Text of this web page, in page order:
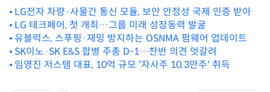
LG전자 차량·사물간 통신 모듈, 보안 안정성 국제 인증 받아
LG 테크페어, 첫 개최…그룹 미래 성장동력 발굴
유블럭스, 스푸핑·재밍 방지하는 OSNMA 펌웨어 업데이트
SK이노·SK E&S 합병 주총 D-1…찬반 의견 엇갈려
임영진 저스템 대표, 10억 규모 '자사주 10.3만주' 취득